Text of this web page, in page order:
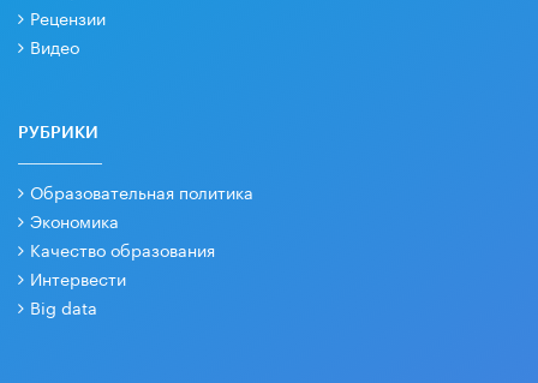
Рецензии
Видео
РУБРИКИ
Образовательная политика
Экономика
Качество образования
Интервести
Big data